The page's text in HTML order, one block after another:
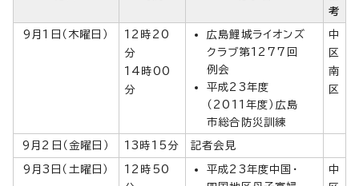
考
9月1日（木曜日）
12時20
分
14時00
分
広島鯉城ライオンズ
クラブ第1277回
例会
平成23年度
（2011年度）広島
市総合防災訓練
中
区
南
区
9月2日（金曜日） 13時15分 記者会見
9月3日（土曜日）
12時50
平成23年度中国・
中